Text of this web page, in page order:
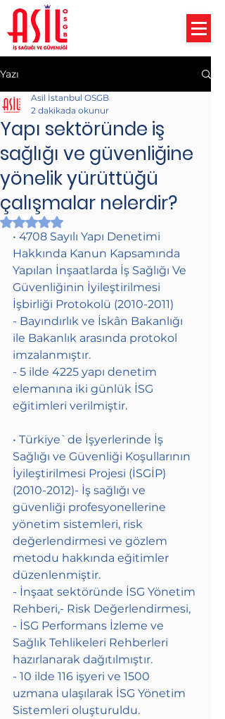
Yazı
Yapı sektöründe iş
sağlığı ve güvenliğine
yönelik yürüttüğü
çalışmalar nelerdir?
Asil İstanbul OSGB
2 dakikada okunur
5 üzerinden NaN yıldız
• 4708 Sayılı Yapı Denetimi
Hakkında Kanun Kapsamında
Yapılan İnşaatlarda İş Sağlığı Ve
Güvenliğinin İyileştirilmesi
İşbirliği Protokolü (2010-2011)
- Bayındırlık ve İskân Bakanlığı
ile Bakanlık arasında protokol
imzalanmıştır.
- 5 ilde 4225 yapı denetim
elemanına iki günlük İSG
eğitimleri verilmiştir.
• Türkiye`de İşyerlerinde İş
Sağlığı ve Güvenliği Koşullarının
İyileştirilmesi Projesi (İSGİP)
(2010-2012)- İş sağlığı ve
güvenliği profesyonellerine
yönetim sistemleri, risk
değerlendirmesi ve gözlem
metodu hakkında eğitimler
düzenlenmiştir.
- İnşaat sektöründe İSG Yönetim
Rehberi,- Risk Değerlendirmesi,
- İSG Performans İzleme ve
Sağlık Tehlikeleri Rehberleri
hazırlanarak dağıtılmıştır.
- 10 ilde 116 işyeri ve 1500
uzmana ulaşılarak İSG Yönetim
Sistemleri oluşturuldu.